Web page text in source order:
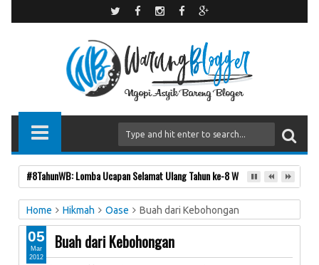
Teman atau Bukan?
Home Hikmah Oase Buah dari Kebohongan
Buah dari Kebohongan
05
Mar
2012